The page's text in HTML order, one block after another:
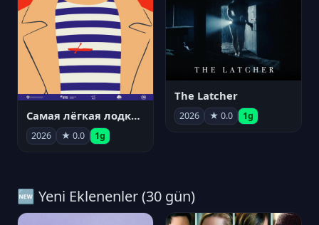
Самая лёгкая лодка в мире
2026 ★ 0.0 1g
The Latcher
2026 ★ 0.0 1g
🆕 Yeni Eklenenler (30 gün)